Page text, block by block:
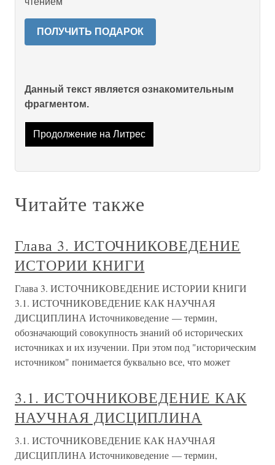
ПОЛУЧИТЬ ПОДАРОК
Данный текст является ознакомительным
фрагментом.
Продолжение на Литрес
Читайте также
Глава 3. ИСТОЧНИКОВЕДЕНИЕ
ИСТОРИИ КНИГИ
Глава 3. ИСТОЧНИКОВЕДЕНИЕ ИСТОРИИ КНИГИ
3.1. ИСТОЧНИКОВЕДЕНИЕ КАК НАУЧНАЯ
ДИСЦИПЛИНА Источниковедение — термин,
обозначающий совокупность знаний об исторических
источниках и их изучении. При этом под "историческим
источником" понимается буквально все, что может
3.1. ИСТОЧНИКОВЕДЕНИЕ КАК
НАУЧНАЯ ДИСЦИПЛИНА
3.1. ИСТОЧНИКОВЕДЕНИЕ КАК НАУЧНАЯ
ДИСЦИПЛИНА Источниковедение — термин,